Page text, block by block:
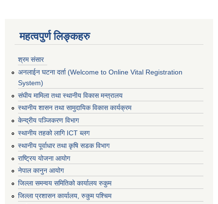
महत्वपुर्ण लिङ्कहरु
श्रम संसार
अनलाईन घटना दर्ता (Welcome to Online Vital Registration
System)
संघीय मामिला तथा स्थानीय विकास मन्त्रालय
स्थानीय शासन तथा सामुदायिक विकास कार्यक्रम
केन्द्रीय पञ्जिकरण विभाग
स्थानीय तहको लागि ICT ब्लग
स्थानीय पूर्वाधार तथा कृषि सडक विभाग
राष्ट्रिय योजना आयोग
नेपाल कानुन आयोग
जिल्ला समन्वय समितिको कार्यालय रुकुम
जिल्ला प्रशासन कार्यालय, रुकुम पश्चिम